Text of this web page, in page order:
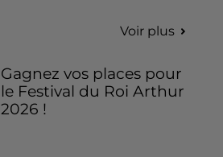
Voir plus
Gagnez vos places pour
le Festival du Roi Arthur
2026 !